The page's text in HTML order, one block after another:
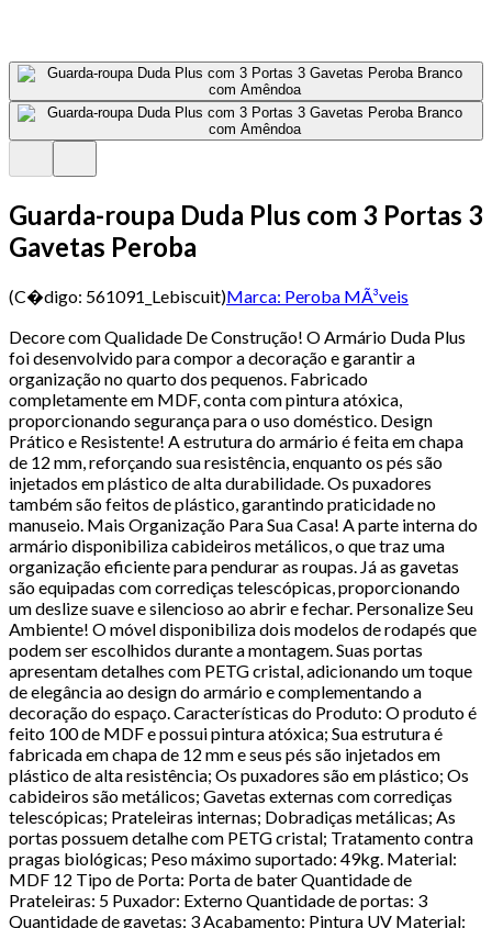
Guarda-roupa Duda Plus com 3 Portas 3
Gavetas Peroba
(C�digo: 561091_Lebiscuit)Marca: Peroba MÃ³veis
Decore com Qualidade De Construção! O Armário Duda Plus
foi desenvolvido para compor a decoração e garantir a
organização no quarto dos pequenos. Fabricado
completamente em MDF, conta com pintura atóxica,
proporcionando segurança para o uso doméstico. Design
Prático e Resistente! A estrutura do armário é feita em chapa
de 12 mm, reforçando sua resistência, enquanto os pés são
injetados em plástico de alta durabilidade. Os puxadores
também são feitos de plástico, garantindo praticidade no
manuseio. Mais Organização Para Sua Casa! A parte interna do
armário disponibiliza cabideiros metálicos, o que traz uma
organização eficiente para pendurar as roupas. Já as gavetas
são equipadas com corrediças telescópicas, proporcionando
um deslize suave e silencioso ao abrir e fechar. Personalize Seu
Ambiente! O móvel disponibiliza dois modelos de rodapés que
podem ser escolhidos durante a montagem. Suas portas
apresentam detalhes com PETG cristal, adicionando um toque
de elegância ao design do armário e complementando a
decoração do espaço. Características do Produto: O produto é
feito 100 de MDF e possui pintura atóxica; Sua estrutura é
fabricada em chapa de 12 mm e seus pés são injetados em
plástico de alta resistência; Os puxadores são em plástico; Os
cabideiros são metálicos; Gavetas externas com corrediças
telescópicas; Prateleiras internas; Dobradiças metálicas; As
portas possuem detalhe com PETG cristal; Tratamento contra
pragas biológicas; Peso máximo suportado: 49kg. Material:
MDF 12 Tipo de Porta: Porta de bater Quantidade de
Prateleiras: 5 Puxador: Externo Quantidade de portas: 3
Quantidade de gavetas: 3 Acabamento: Pintura UV Material: